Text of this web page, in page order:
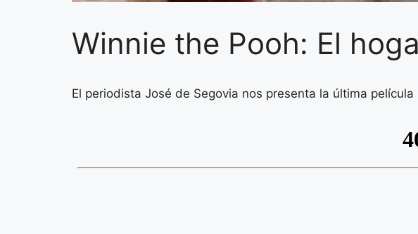
Winnie the Pooh: El
El periodista José de Segovia nos presenta la última